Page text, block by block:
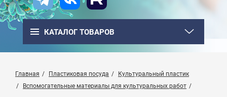
КАТАЛОГ ТОВАРОВ
Главная Пластиковая посуда
Культуральный пластик
Вспомогательные материалы для культуральных работ